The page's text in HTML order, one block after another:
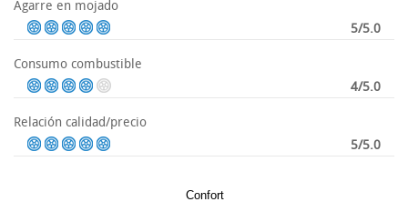
Agarre en mojado
5/5.0
Consumo combustible
4/5.0
Relación calidad/precio
5/5.0
Confort